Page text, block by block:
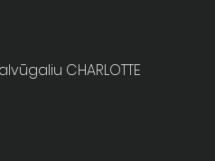
CHARLOTTE